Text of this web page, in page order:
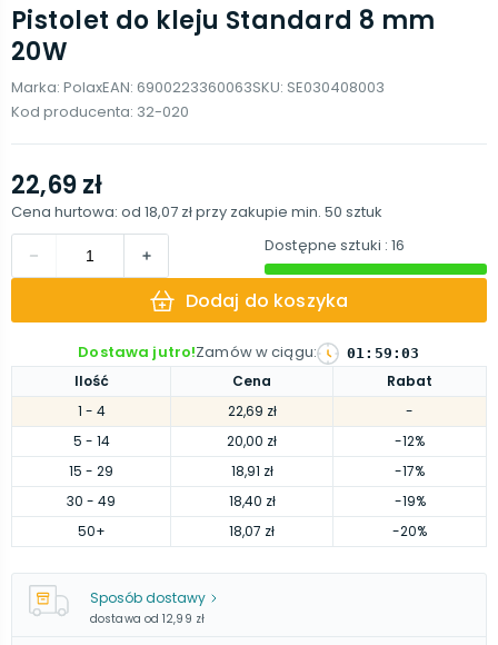
Pistolet do kleju Standard 8 mm
20W
Marka: PolaxEAN: 6900223360063SKU: SE030408003
Kod producenta: 32-020
Ilość Cena
Rabat
1 - 4 22,69 zł
-
5 - 14 20,00 zł
-12%
15 - 29 18,91 zł
-17%
30 - 49 18,40 zł
-19%
50+ 18,07 zł -20%
22,69 zł
Cena hurtowa: od 18,07 złprzy zakupie min. 50 sztuk
Dostępne sztuki : 16
Dodaj do koszyka
Dostawa jutro!Zamów w ciągu: 01: 59 :02
Sposób dostawy
dostawa od 12,99 zł